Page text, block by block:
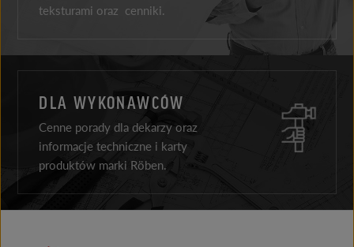
teksturami oraz cenniki.
DLA WYKONAWCÓW
Cenne porady dla dekarzy oraz
informacje techniczne i karty
produktów marki Röben.